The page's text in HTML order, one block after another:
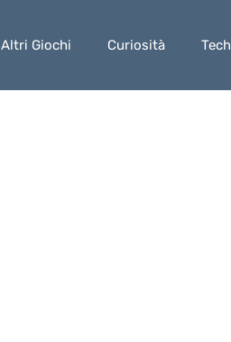
Altri Giochi Curiosità Tech